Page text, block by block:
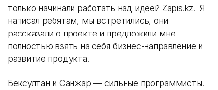
только начинали работать над идеей Zapis.kz. Я
написал ребятам, мы встретились, они
рассказали о проекте и предложили мне
полностью взять на себя бизнес-направление и
развитие продукта.
Бексултан и Санжар — сильные программисты.